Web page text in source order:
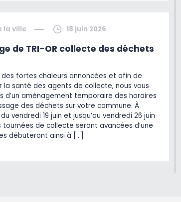
la ville 18 juin 2026
de TRI-OR collecte des déchets
des fortes chaleurs annoncées et afin de
la santé des agents de collecte, nous vous
d’un aménagement temporaire des horaires
des déchets sur votre commune. À
vendredi 19 juin et jusqu’au vendredi 26 juin
tournées de collecte seront avancées d’une
débuteront ainsi à […]